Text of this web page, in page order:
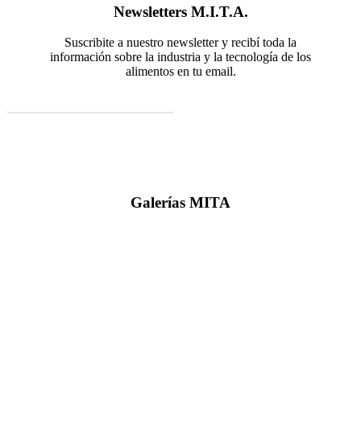
Newsletters M.I.T.A.
Suscribite a nuestro newsletter y recibí toda la
información sobre la industria y la tecnología de los
alimentos en tu email.
Galerías MITA